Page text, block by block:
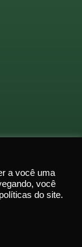
os direitos
RS
a você uma
você
do site.